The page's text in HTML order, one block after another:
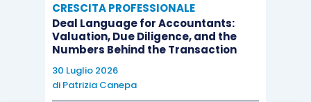
CRESCITA PROFESSIONALE
Deal Language for Accountants:
Valuation, Due Diligence, and the
Numbers Behind the Transaction
30 Luglio 2026
di Patrizia Canepa